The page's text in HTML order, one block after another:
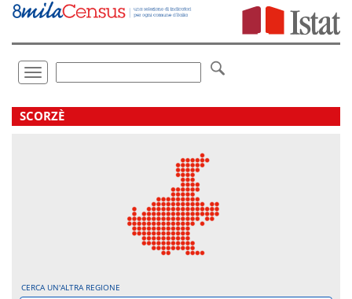
Vai
direttamente
Toggle
navigation
.
SCORZÈ
CERCA UN'ALTRA REGIONE